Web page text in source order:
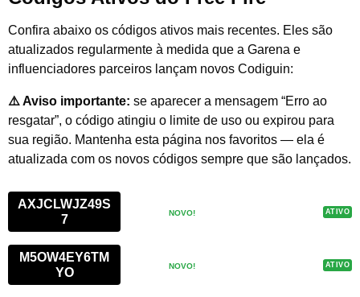
Confira abaixo os códigos ativos mais recentes. Eles são
atualizados regularmente à medida que a Garena e
influenciadores parceiros lançam novos Codiguin:
⚠️ Aviso importante: se aparecer a mensagem “Erro ao
resgatar”, o código atingiu o limite de uso ou expirou para
sua região. Mantenha esta página nos favoritos — ela é
atualizada com os novos códigos sempre que são lançados.
AXJCLWJZ49S
7
NOVO! ATIVO
M5OW4EY6TM
YO
NOVO! ATIVO